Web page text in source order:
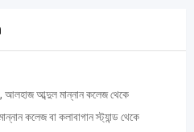
আলহাজ আব্দুল মান্নান কলেজ থেকে
কলেজ বা কলাবাগান স্ট্যান্ড থেকে